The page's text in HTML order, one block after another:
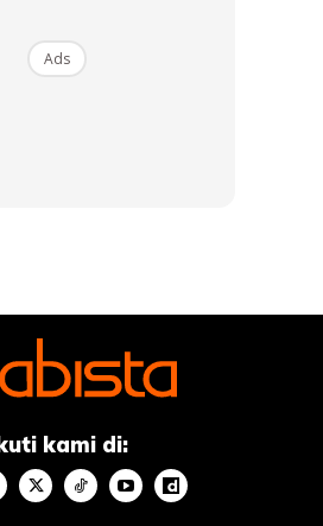
kepada wanita hamil,
Lofa juga telah mengambil
serba sedikit tentang
Ads
kami di: